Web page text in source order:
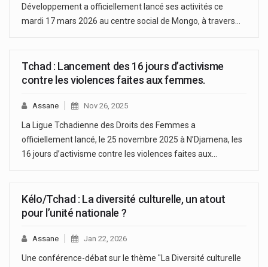
Développement a officiellement lancé ses activités ce
mardi 17 mars 2026 au centre social de Mongo, à travers…
Tchad : Lancement des 16 jours d’activisme
contre les violences faites aux femmes.
Assane Nov 26, 2025
La Ligue Tchadienne des Droits des Femmes a
officiellement lancé, le 25 novembre 2025 à N’Djamena, les
16 jours d’activisme contre les violences faites aux…
Kélo/Tchad : La diversité culturelle, un atout
pour l’unité nationale ?
Assane Jan 22, 2026
Une conférence-débat sur le thème "La Diversité culturelle